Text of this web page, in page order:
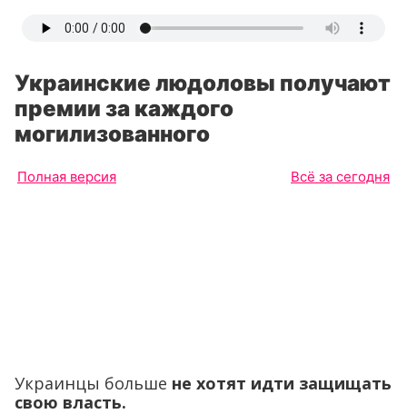
Украинские людоловы получают
премии за каждого
могилизованного
Полная версия Всё за сегодня
Украинцы больше не хотят идти защищать
свою власть.